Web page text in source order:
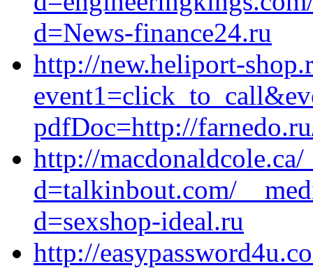
d=News-finance24.ru
http://new.heliport-
pdfDoc=http://
http://
d=talkinbout.com/
d=sexshop-ideal.ru
http://